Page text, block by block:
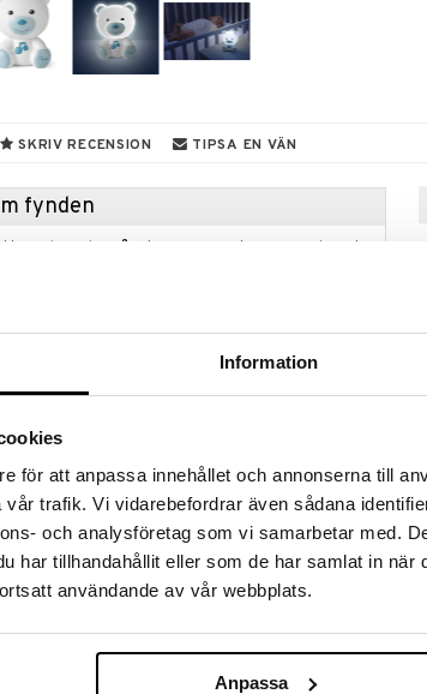
Information
för att anpassa innehållet och annonserna till
trafik. Vi vidarebefordrar även sådana
och analysföretag som vi samarbetar med.
har tillhandahållit eller som de har samlat in när
användande av vår webbplats.
Anpassa
SKRIV RECENSION TIPSA EN VÄN
fynden
fynda under vår stora rea. Just nu är varuhuset
som skapar ett magiskt sken i barnets
av och somna; den kan användas vid lek eller
aktiveras 10 minuter klassisk musik och New
läggdags och skapar en lugn och trygg atmosfär.
barnet blir äldre.